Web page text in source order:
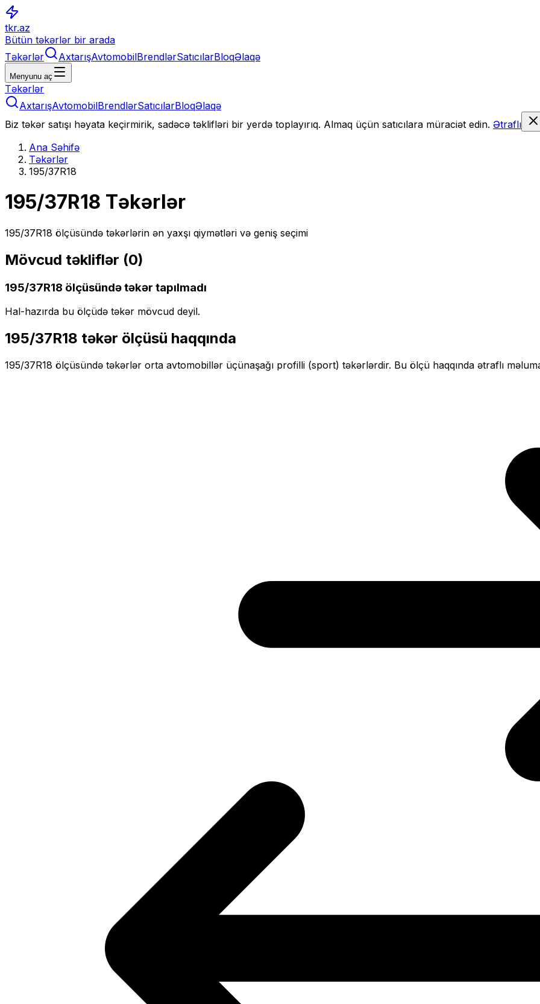
tkr.az
Bütün təkərlər bir arada
Təkərlər
AxtarışAvtomobilBrendlərSatıcılarBloqƏlaqə
Menyunu aç
Təkərlər
AxtarışAvtomobilBrendlərSatıcılarBloqƏlaqə
Biz təkər satışı həyata keçirmirik, sadəcə təklifləri bir yerdə toplayırıq. Almaq üçün satıcılara müraciət edin. Ətraflı
Ana Səhifə
Təkərlər
195/37R18
195/37R18 Təkərlər
195/37R18 ölçüsündə təkərlərin ən yaxşı qiymətləri və geniş seçimi
Mövcud təkliflər (0)
195/37R18 ölçüsündə təkər tapılmadı
Hal-hazırda bu ölçüdə təkər mövcud deyil.
195/37R18 təkər ölçüsü haqqında
195/37R18 ölçüsündə təkərlər orta avtomobillər üçünaşağı profilli (sport) təkərlərdir. Bu ölçü haqqında ətraflı